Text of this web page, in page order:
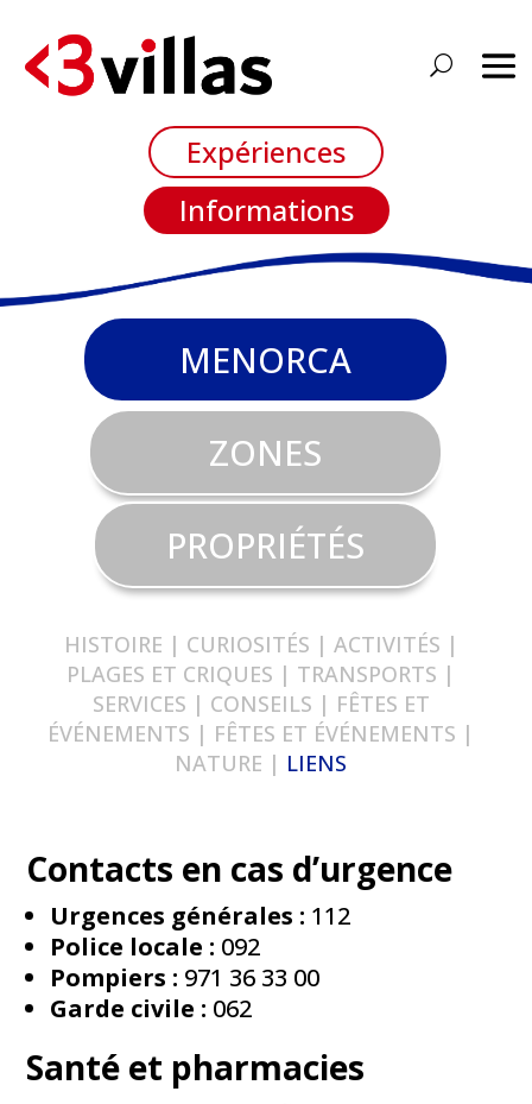
Expériences
Informations
MENORCA
ZONES
PROPRIÉTÉS
HISTOIRE | CURIOSITÉS | ACTIVITÉS |
PLAGES ET CRIQUES | TRANSPORTS |
SERVICES | CONSEILS | FÊTES ET
ÉVÉNEMENTS | FÊTES ET ÉVÉNEMENTS |
NATURE | LIENS
Contacts en cas d’urgence
Urgences générales : 112
Police locale : 092
Pompiers : 971 36 33 00
Garde civile : 062
Santé et pharmacies